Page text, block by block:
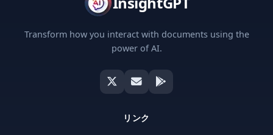
Transform how you interact with documents using the
power of AI.
リンク